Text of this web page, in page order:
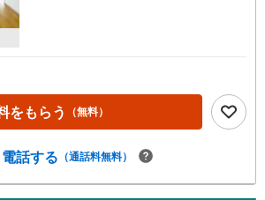
をもらう （無料）
電話する （通話料無料）